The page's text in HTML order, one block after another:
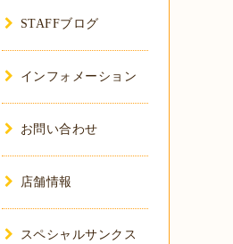
STAFFブログ
インフォメーション
お問い合わせ
店舗情報
スペシャルサンクス